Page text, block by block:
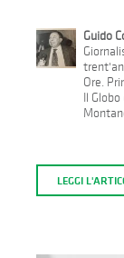
Guido
Ore.
Il
LEGGI